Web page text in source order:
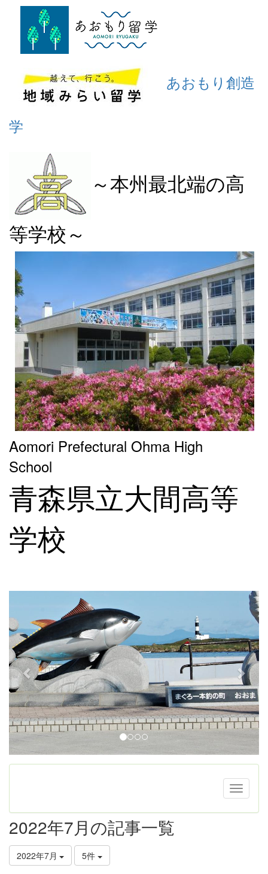
あおもり創造
学
～本州最北端の高
等学校～
Aomori Prefectural Ohma High
School
青森県立大間高等
学校
e
v
i
o
u
s
x
t
2022年7月の記事一覧
2022年7月 5件